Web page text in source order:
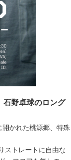
石野卓球のロング
かれた桃源郷、特殊
ストレートに自由な